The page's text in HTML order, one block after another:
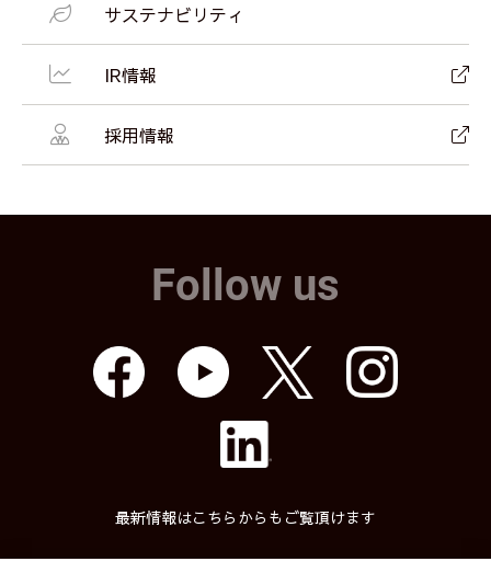
サステナビリティ
IR情報
採用情報
Follow us
最新情報はこちらからもご覧頂けます